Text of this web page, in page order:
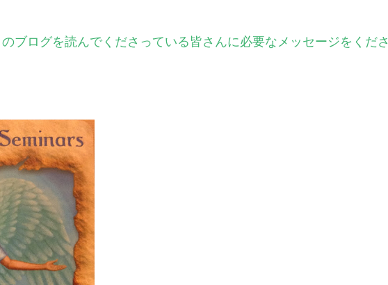
のブログを読んでくださっている皆さんに必要なメッセージをくださ